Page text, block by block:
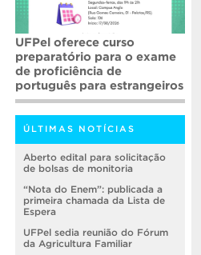
UFPel oferece curso
preparatório para o exame
de proficiência de
português para estrangeiros
ÚLTIMAS NOTÍCIAS
Aberto edital para solicitação
de bolsas de monitoria
“Nota do Enem”: publicada a
primeira chamada da Lista de
Espera
UFPel sedia reunião do Fórum
da Agricultura Familiar